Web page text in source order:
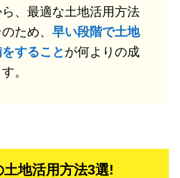
、最適な土地活用方法
ため、 早い段階で土地
すること が何よりの成
。
土地活用方法3選!